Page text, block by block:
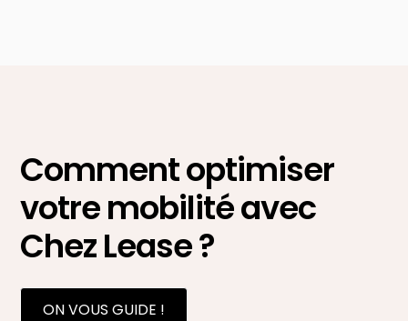
Comment optimiser
votre mobilité avec
Chez Lease ?
ON VOUS GUIDE !